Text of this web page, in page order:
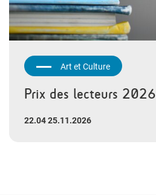
Art et Culture
Prix des lecteurs 2026
22.04 25.11.2026